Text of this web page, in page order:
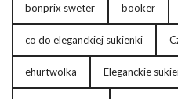
bonprix sweter booker
co do eleganckiej sukienki
ehurtwolka Eleganckie